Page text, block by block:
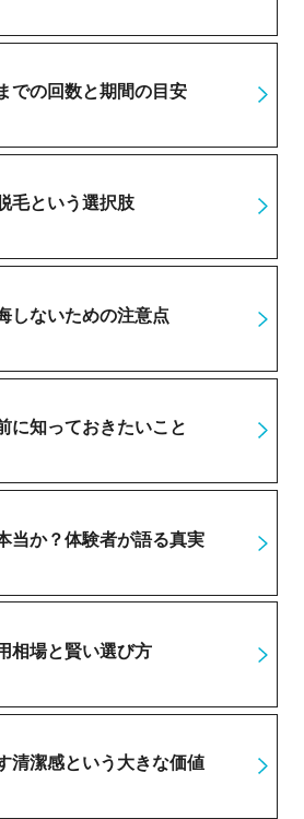
での回数と期間の目安
毛という選択肢
しないための注意点
に知っておきたいこと
当か？体験者が語る真実
相場と賢い選び方
清潔感という大きな価値